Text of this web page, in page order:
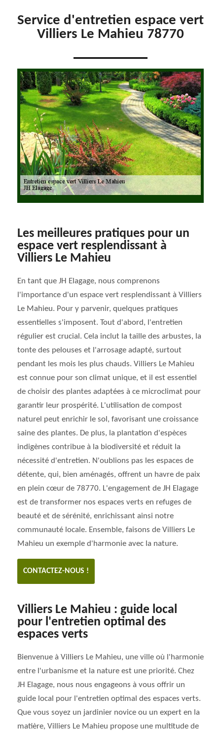
Service d'entretien espace vert
Villiers Le Mahieu 78770
Les meilleures pratiques pour un
espace vert resplendissant à
Villiers Le Mahieu
En tant que JH Elagage, nous comprenons
l'importance d'un espace vert resplendissant à Villiers
Le Mahieu. Pour y parvenir, quelques pratiques
essentielles s'imposent. Tout d'abord, l'entretien
régulier est crucial. Cela inclut la taille des arbustes, la
tonte des pelouses et l'arrosage adapté, surtout
pendant les mois les plus chauds. Villiers Le Mahieu
est connue pour son climat unique, et il est essentiel
de choisir des plantes adaptées à ce microclimat pour
garantir leur prospérité. L'utilisation de compost
naturel peut enrichir le sol, favorisant une croissance
saine des plantes. De plus, la plantation d'espèces
indigènes contribue à la biodiversité et réduit la
nécessité d'entretien. N'oublions pas les espaces de
détente, qui, bien aménagés, offrent un havre de paix
en plein cœur de 78770. L'engagement de JH Elagage
est de transformer nos espaces verts en refuges de
beauté et de sérénité, enrichissant ainsi notre
communauté locale. Ensemble, faisons de Villiers Le
Mahieu un exemple d'harmonie avec la nature.
CONTACTEZ-NOUS !
Villiers Le Mahieu : guide local
pour l'entretien optimal des
espaces verts
Bienvenue à Villiers Le Mahieu, une ville où l'harmonie
entre l'urbanisme et la nature est une priorité. Chez
JH Elagage, nous nous engageons à vous offrir un
guide local pour l'entretien optimal des espaces verts.
Que vous soyez un jardinier novice ou un expert en la
matière, Villiers Le Mahieu propose une multitude de